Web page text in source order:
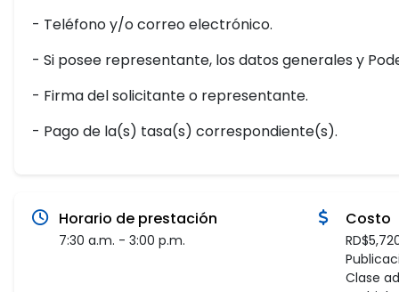
- Teléfono y/o correo electrónico.
- Si posee representante, los datos generales y
- Firma del solicitante o representante.
- Pago de la(s) tasa(s) correspondiente(s).
Horario de prestación
7:30 a.m. - 3:00 p.m.
Costo
Clase